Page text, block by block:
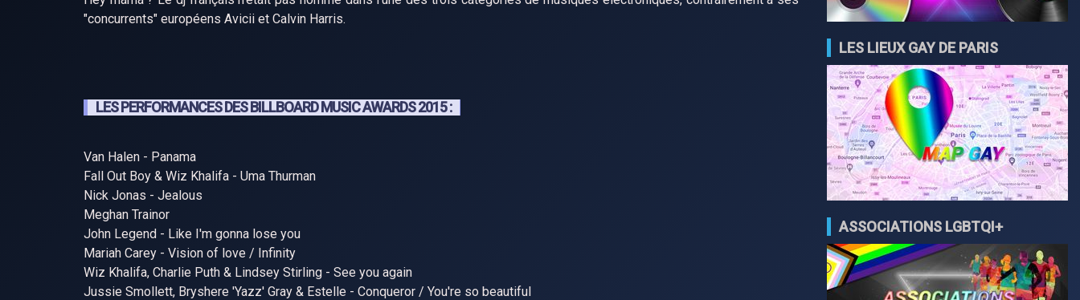
"concurrents" européens Avicii et Calvin Harris.
LES PERFORMANCES DES BILLBOARD MUSIC AWARDS 2015 :
Van Halen - Panama
Fall Out Boy & Wiz Khalifa - Uma Thurman
Nick Jonas - Jealous
Meghan Trainor
John Legend - Like I'm gonna lose you
Mariah Carey - Vision of love / Infinity
Wiz Khalifa, Charlie Puth & Lindsey Stirling - See you again
Jussie Smollett, Bryshere 'Yazz' Gray & Estelle - Conqueror / You're so beautiful
LES LIEUX GAY DE PARIS
ASSOCIATIONS LGBTQI+